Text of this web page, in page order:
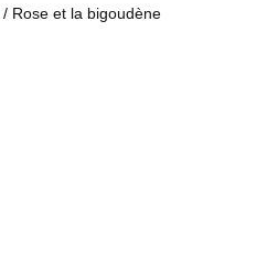
/ Rose et la bigoudène